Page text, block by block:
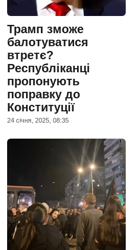
Трамп зможе
балотуватися
втретє?
Республіканці
пропонують
поправку до
Конституції
24 сiчня, 2025, 08:35